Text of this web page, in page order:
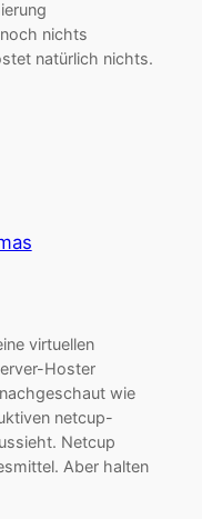
nichts
natürlich nichts.
virtuellen
Hoster
wie
netcup-
Netcup
Aber halten